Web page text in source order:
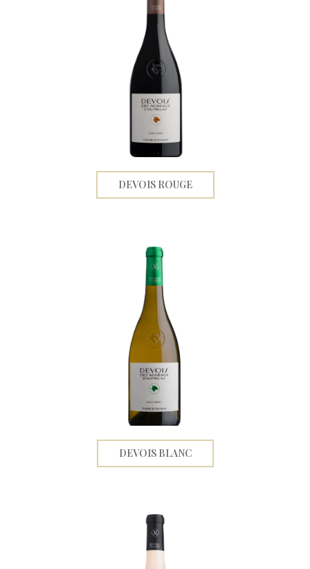
DEVOIS ROUGE
DEVOIS BLANC